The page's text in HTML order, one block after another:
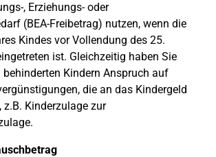
, Erziehungs- oder
(BEA-Freibetrag) nutzen, wenn die
Kindes vor Vollendung des 25.
ist. Gleichzeitig haben Sie
Kindern Anspruch auf
die an das Kindergeld
Kinderzulage zur